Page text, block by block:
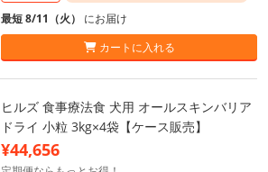
最短 8/11（火） にお届け
カートに入れる
ヒルズ 食事療法食 犬用 オールスキンバリア
ドライ 小粒 3kg×4袋【ケース販売】
¥44,656